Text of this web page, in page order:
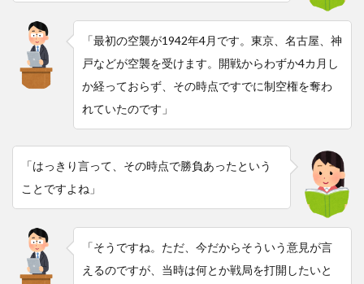
「最初の空襲が1942年4月です。東京、名古屋、神
戸などが空襲を受けます。開戦からわずか4カ月し
か経っておらず、その時点ですでに制空権を奪わ
れていたのです」
「はっきり言って、その時点で勝負あったという
ことですよね」
「そうですね。ただ、今だからそういう意見が言
えるのですが、当時は何とか戦局を打開したいと